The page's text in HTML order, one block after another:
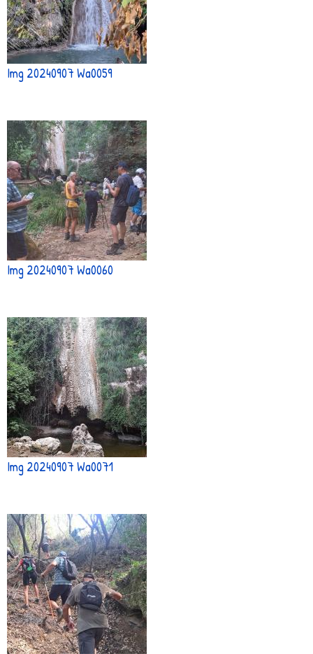
Img 20240907 Wa0059
Img 20240907 Wa0060
Img 20240907 Wa0071